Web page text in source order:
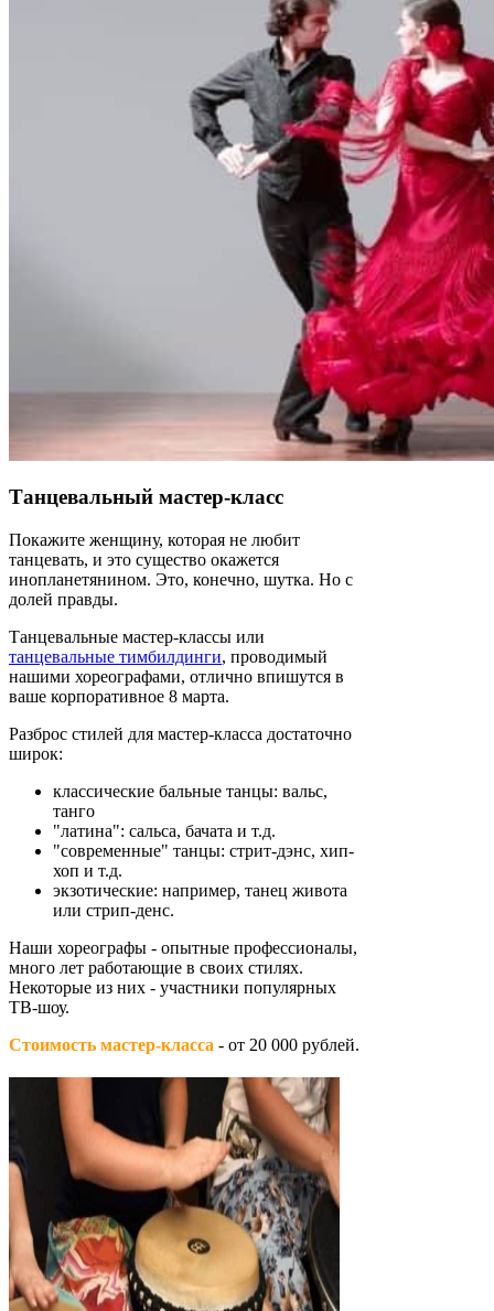
Танцевальный мастер-класс
Покажите женщину, которая не любит
танцевать, и это существо окажется
инопланетянином. Это, конечно, шутка. Но с
долей правды.
Танцевальные мастер-классы или
танцевальные тимбилдинги, проводимый
нашими хореографами, отлично впишутся в
ваше корпоративное 8 марта.
Разброс стилей для мастер-класса достаточно
широк:
классические бальные танцы: вальс,
танго
"латина": сальса, бачата и т.д.
"современные" танцы: стрит-дэнс, хип-
хоп и т.д.
экзотические: например, танец живота
или стрип-денс.
Наши хореографы - опытные профессионалы,
много лет работающие в своих стилях.
Некоторые из них - участники популярных
ТВ-шоу.
Стоимость мастер-класса - от 20 000 рублей.